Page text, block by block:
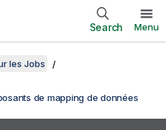
Search Menu
les Jobs
de mapping de données